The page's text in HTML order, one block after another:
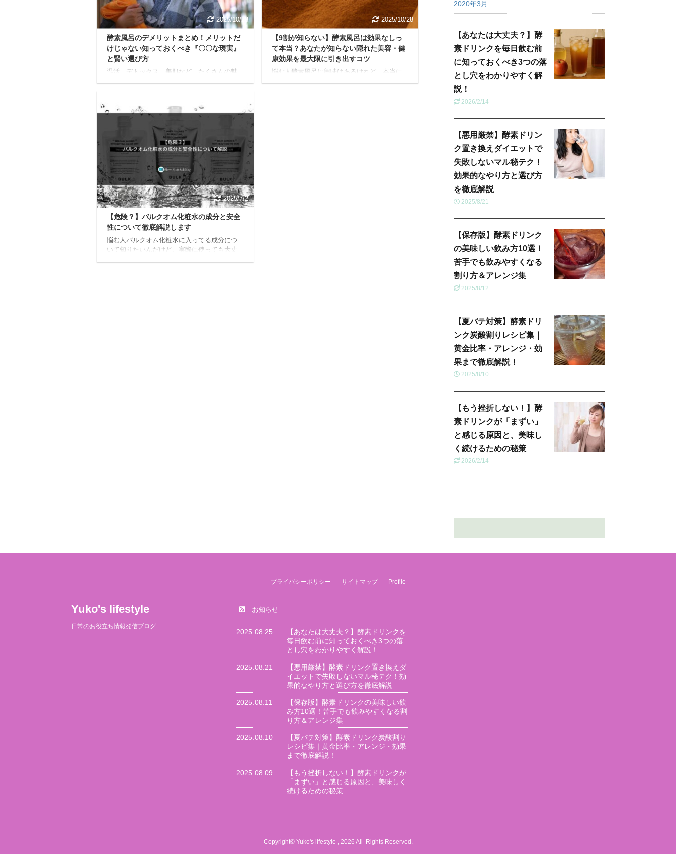
説します。 酵素風呂 ...
い選び方 総合的な無 ...
2025/10/28
酵素風呂のデメリットまとめ！メリットだ
けじゃない知っておくべき『〇〇な現実』
と賢い選び方
温活、デトックス、美肌など、たくさんの魅
も、どんなに素晴らしいものにも、知ってお
きたい注意点や懸念点はあります。 本記事で
は、酵素風呂をこれから体験する方や、すで
に利用しているけれど疑問がある方に向け
て、酵素風呂の「デメリット」に焦点を当て
て解説します。 デメリットをしっかり理解
し、対処法を知ることで、酵素風呂をより効
果的に美容と健康に活かせるようになります
よ。 酵素風呂の主なデメリ ...
2025/10/28
【9割が知らない】酵素風呂は効果なしっ
て本当？あなたが知らない隠れた美容・健
康効果を最大限に引き出すコツ
悩む人酵素風呂に興味はあるけれど、本当に
2025/7/2
【危険？】バルクオム化粧水の成分と安全
性について徹底解説します
悩む人バルクオム化粧水に入ってる成分につ
いて知りたいんだけど、実際に使っても大丈
2020年3月
【あなたは大丈夫？】酵
素ドリンクを毎日飲む前
に知っておくべき3つの落
とし穴をわかりやすく解
説！
2026/2/14
【悪用厳禁】酵素ドリン
ク置き換えダイエットで
失敗しないマル秘テク！
効果的なやり方と選び方
を徹底解説
2025/8/21
【保存版】酵素ドリンク
の美味しい飲み方10選！
苦手でも飲みやすくなる
割り方＆アレンジ集
2025/8/12
【夏バテ対策】酵素ドリ
ンク炭酸割りレシピ集｜
黄金比率・アレンジ・効
果まで徹底解説！
2025/8/10
【もう挫折しない！】酵
素ドリンクが「まずい」
と感じる原因と、美味し
く続けるための秘策
2026/2/14
プライバシーポリシー サイトマップ Profile
お知らせ
2025.08.25
【あなたは大丈夫？】酵素ドリンクを
毎日飲む前に知っておくべき3つの落
とし穴をわかりやすく解説！
2025.08.21
【悪用厳禁】酵素ドリンク置き換えダ
イエットで失敗しないマル秘テク！効
果的なやり方と選び方を徹底解説
2025.08.11
【保存版】酵素ドリンクの美味しい飲
み方10選！苦手でも飲みやすくなる割
り方＆アレンジ集
2025.08.10
【夏バテ対策】酵素ドリンク炭酸割り
レシピ集｜黄金比率・アレンジ・効果
まで徹底解説！
2025.08.09
【もう挫折しない！】酵素ドリンクが
「まずい」と感じる原因と、美味しく
続けるための秘策
Yuko's lifestyle
日常のお役立ち情報発信ブログ
Copyright© Yuko's lifestyle , 2026 All Rights Reserved.